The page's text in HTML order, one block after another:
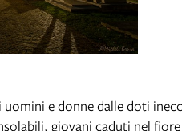
e donne dalle doti
giovani caduti nel fiore